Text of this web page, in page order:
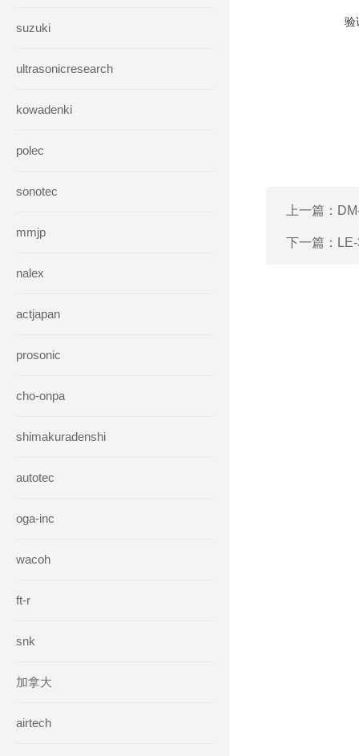
suzuki
ultrasonicresearch
kowadenki
polec
sonotec
mmjp
nalex
actjapan
prosonic
cho-onpa
shimakuradenshi
autotec
oga-inc
wacoh
ft-r
snk
加拿大
airtech
验
上一篇：
下一篇：